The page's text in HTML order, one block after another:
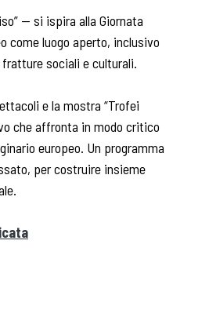
— si ispira alla Giornata
come luogo aperto, inclusivo
sociali e culturali.
e la mostra “Trofei
che affronta in modo critico
europeo. Un programma
per costruire insieme